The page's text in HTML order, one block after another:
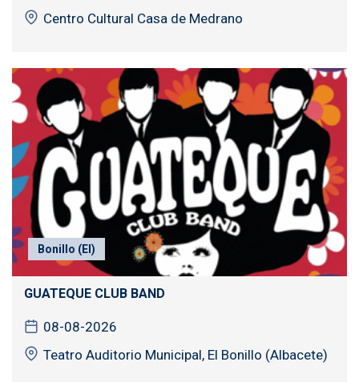
Centro Cultural Casa de Medrano
Bonillo (El)
GUATEQUE CLUB BAND
08-08-2026
Teatro Auditorio Municipal, El Bonillo (Albacete)